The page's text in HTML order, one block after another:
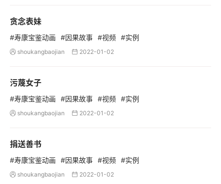
贪念表妹
#寿康宝鉴动画 #因果故事 #视频 #实例
 shoukangbaojian  2022-01-02
污蔑女子
#寿康宝鉴动画 #因果故事 #视频 #实例
 shoukangbaojian  2022-01-02
捐送善书
#寿康宝鉴动画 #因果故事 #视频 #实例
 shoukangbaojian  2022-01-02